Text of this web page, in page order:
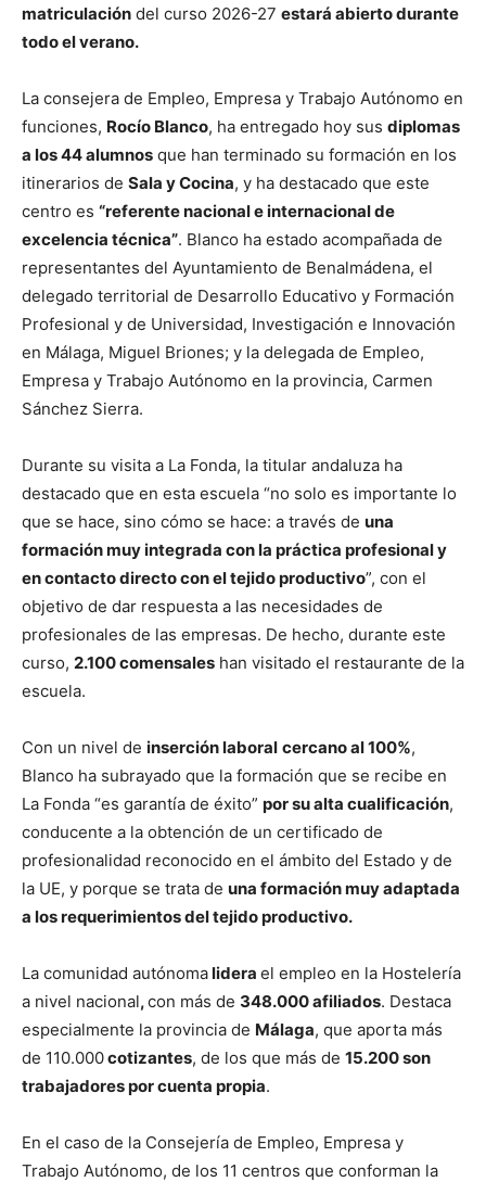
matriculación del curso 2026-27 estará abierto durante
todo el verano.
La consejera de Empleo, Empresa y Trabajo Autónomo en
funciones, Rocío Blanco, ha entregado hoy sus diplomas
a los 44 alumnos que han terminado su formación en los
itinerarios de Sala y Cocina, y ha destacado que este
centro es “referente nacional e internacional de
excelencia técnica”. Blanco ha estado acompañada de
representantes del Ayuntamiento de Benalmádena, el
delegado territorial de Desarrollo Educativo y Formación
Profesional y de Universidad, Investigación e Innovación
en Málaga, Miguel Briones; y la delegada de Empleo,
Empresa y Trabajo Autónomo en la provincia, Carmen
Sánchez Sierra.
Durante su visita a La Fonda, la titular andaluza ha
destacado que en esta escuela “no solo es importante lo
que se hace, sino cómo se hace: a través de una
formación muy integrada con la práctica profesional y
en contacto directo con el tejido productivo”, con el
objetivo de dar respuesta a las necesidades de
profesionales de las empresas. De hecho, durante este
curso, 2.100 comensales han visitado el restaurante de la
escuela.
Con un nivel de inserción laboral cercano al 100%,
Blanco ha subrayado que la formación que se recibe en
La Fonda “es garantía de éxito” por su alta cualificación,
conducente a la obtención de un certificado de
profesionalidad reconocido en el ámbito del Estado y de
la UE, y porque se trata de una formación muy adaptada
a los requerimientos del tejido productivo.
La comunidad autónomalidera el empleo en la Hostelería
a nivel nacional,con más de 348.000 afiliados. Destaca
especialmente la provincia de Málaga, que aporta más
de 110.000cotizantes, de los que más de 15.200 son
trabajadores por cuenta propia.
En el caso de la Consejería de Empleo, Empresa y
Trabajo Autónomo, de los 11 centros que conforman la